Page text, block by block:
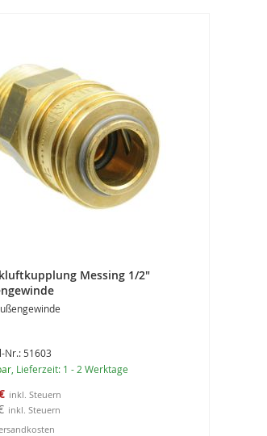
Messing 1/2"
Nr.: 51603
, Lieferzeit: 1 - 2 Werktage